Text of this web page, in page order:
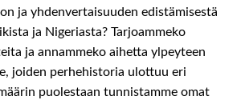
ja yhdenvertaisuuden edistämisestä
ja Nigeriasta? Tarjoammeko
ja annammeko aihetta ylpeyteen
joiden perhehistoria ulottuu eri
puolestaan tunnistamme omat